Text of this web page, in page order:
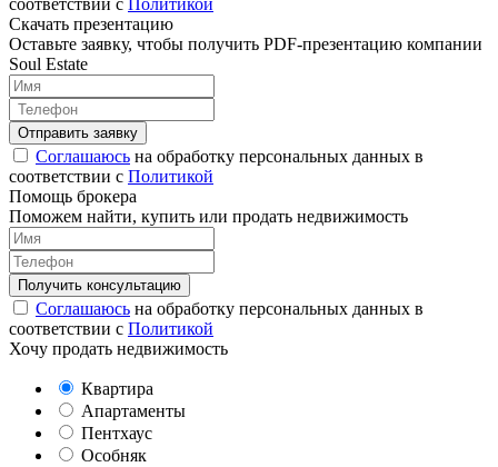
Скачать презентацию
Оставьте заявку, чтобы получить PDF-презентацию компании
Soul Estate
Соглашаюсь на обработку персональных данных в
соответствии с Политикой
Помощь брокера
Поможем найти, купить или продать недвижимость
Соглашаюсь на обработку персональных данных в
соответствии с Политикой
Хочу продать недвижимость
Квартира
Апартаменты
Пентхаус
Особняк